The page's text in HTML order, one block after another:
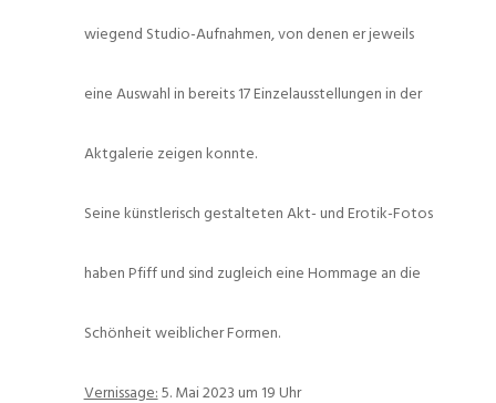
wiegend Studio-Aufnahmen, von denen er jeweils
eine Auswahl in bereits 17 Einzelausstellungen in der
Aktgalerie zeigen konnte.
Seine künstlerisch gestalteten Akt- und Erotik-Fotos
haben Pfiff und sind zugleich eine Hommage an die
Schönheit weiblicher Formen.
Vernissage:5. Mai 2023 um 19 Uhr